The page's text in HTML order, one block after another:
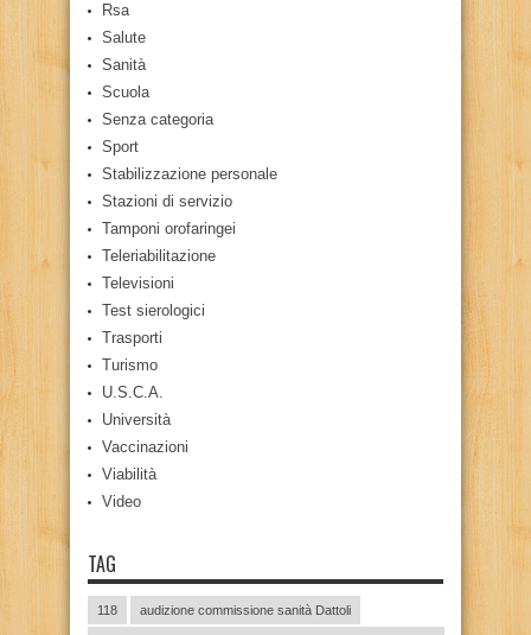
Rsa
Salute
Sanità
Scuola
Senza categoria
Sport
Stabilizzazione personale
Stazioni di servizio
Tamponi orofaringei
Teleriabilitazione
Televisioni
Test sierologici
Trasporti
Turismo
U.S.C.A.
Università
Vaccinazioni
Viabilità
Video
TAG
118 audizione commissione sanità Dattoli